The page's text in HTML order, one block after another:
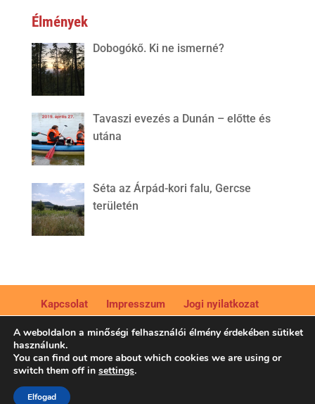
Élmények
Dobogókő. Ki ne ismerné?
Tavaszi evezés a Dunán – előtte és
utána
Séta az Árpád-kori falu, Gercse
területén
Kapcsolat Impresszum
Jogi nyilatkozat
/ Élményturizmus Marketing Kft. Minden jog fenntartva.
A weboldalon a minőségi felhasználói élmény érdekében sütiket
használunk.
You can find out more about which cookies we are using or
switch them off in settings.
Elfogad